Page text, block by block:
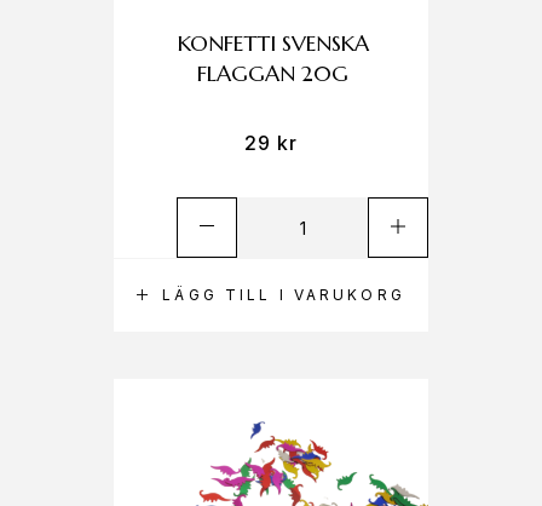
LÄGG TILL I VARUKORG
KONFETTI SVENSKA
FLAGGAN 20G
29 kr